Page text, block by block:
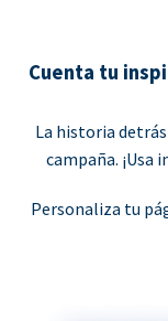
Cuenta tu
La historia
campaña. ¡Usa
Personaliza tu